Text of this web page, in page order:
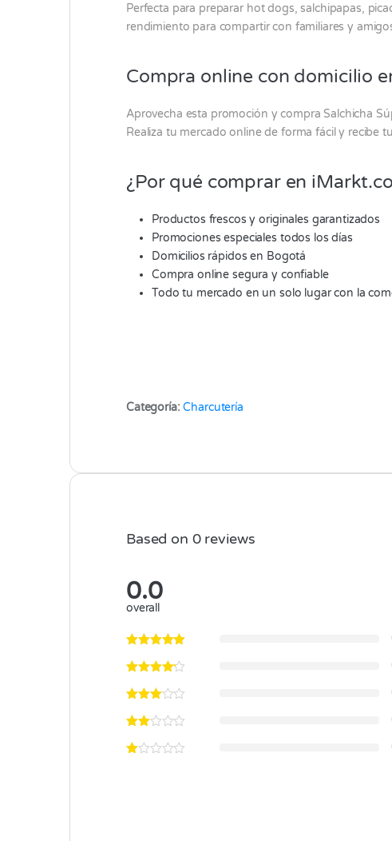
Perfecta para preparar hot dogs, salchipapas,
rendimiento para compartir con familiares y
Compra online con domicilio
Aprovecha esta promoción y compra Salchicha
Realiza tu mercado online de forma fácil y recibe
¿Por qué comprar en
Productos frescos y originales garantizados
Promociones especiales todos los días
Domicilios rápidos en Bogotá
Compra online segura y confiable
Todo tu mercado en un solo lugar con la
Categoría:Charcutería
Based on 0 reviews
0.0
overall